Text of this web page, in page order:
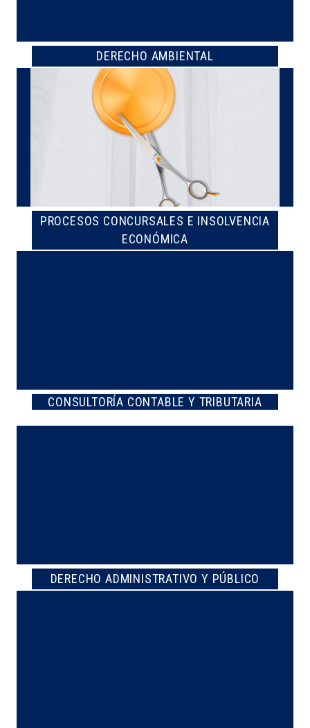
DERECHO AMBIENTAL
PROCESOS CONCURSALES E INSOLVENCIA
ECONÓMICA
CONSULTORÍA CONTABLE Y TRIBUTARIA
DERECHO ADMINISTRATIVO Y PÚBLICO